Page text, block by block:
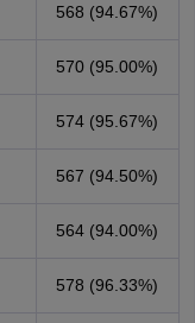
568 (94.67%)
570 (95.00%)
574 (95.67%)
567 (94.50%)
564 (94.00%)
578 (96.33%)